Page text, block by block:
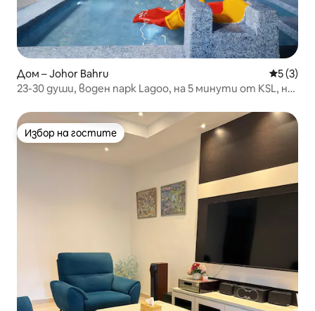
Дом – Johor Bahru Средна
5 (3)
23-30 души, воден парк Lagoo, на 5 минути от KSL, на
Избор на гостите
Избор на гостите